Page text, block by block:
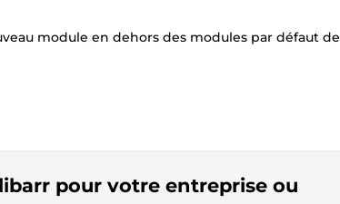
module en dehors des modules par défaut de
pour votre entreprise ou